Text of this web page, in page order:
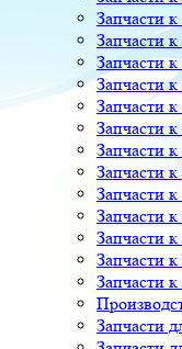
Запчасти
Запчасти
Запчасти
Запчасти
Запчасти
Запчасти
Запчасти
Запчасти
Запчасти
Запчасти
Запчасти
Запчасти
Запчасти
Запчасти